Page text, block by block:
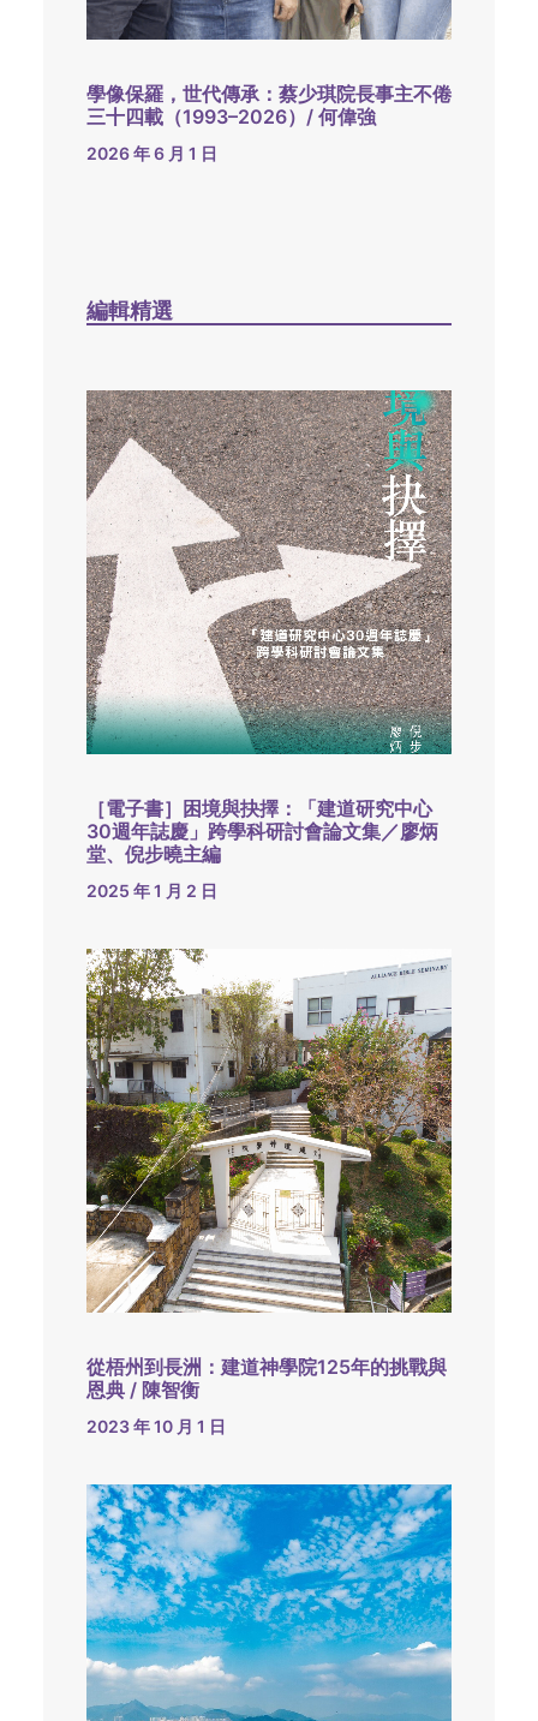
學像保羅，世代傳承：蔡少琪院長事主不倦
三十四載（1993–2026）/ 何偉強
2026 年 6 月 1 日
編輯精選
［電子書］困境與抉擇：「建道研究中心
30週年誌慶」跨學科研討會論文集／廖炳
堂、倪步曉主編
2025 年 1 月 2 日
從梧州到長洲：建道神學院125年的挑戰與
恩典 / 陳智衡
2023 年 10 月 1 日